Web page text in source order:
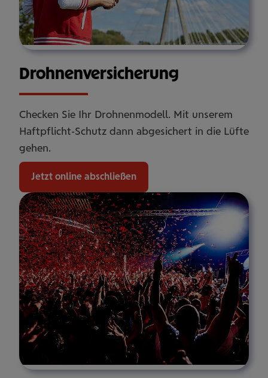
Droh­nen­ver­si­che­rung
Checken Sie Ihr Drohnenmodell. Mit unserem
Haftpflicht-Schutz dann abgesichert in die Lüfte
gehen.
Jetzt online abschließen